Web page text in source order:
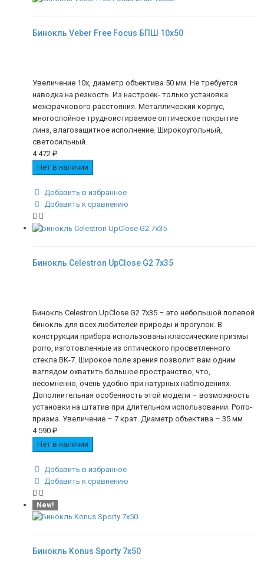
Бинокль Veber Free Focus БПШ 10x50
Увеличение 10х, диаметр объектива 50 мм. Не требуется
наводка на резкость. Из настроек- только установка
межзрачкового расстояния. Металлический корпус,
многослойное трудноистираемое оптическое покрытие
линз, влагозащитное исполнение. Широкоугольный,
светосильный.
4 472 ₽
Нет в наличии
Добавить в избранное
Добавить к сравнению
Бинокль Celestron UpClosе G2 7x35
Бинокль Celestron UpClosе G2 7x35 – это небольшой полевой
бинокль для всех любителей природы и прогулок. В
конструкции прибора использованы классические призмы
porro, изготовленные из оптического просветленного
стекла BK-7. Широкое поле зрения позволит вам одним
взглядом охватить большое пространство, что,
несомненно, очень удобно при натурных наблюдениях.
Дополнительная особенность этой модели – возможность
установки на штатив при длительном использовании. Porro-
призма. Увеличение – 7 крат. Диаметр объектива – 35 мм
4 590 ₽
Нет в наличии
Добавить в избранное
Добавить к сравнению
New!
Бинокль Konus Sporty 7x50